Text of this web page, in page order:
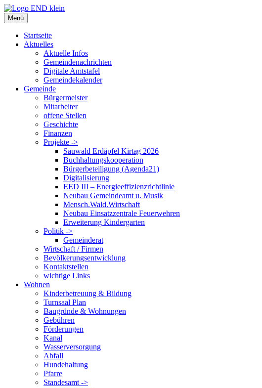
Zum
Inhalt
springen
Menü
Startseite
Aktuelles
Aktuelle Infos
Gemeindenachrichten
Digitale Amtstafel
Gemeindekalender
Gemeinde
Bürgermeister
Mitarbeiter
offene Stellen
Geschichte
Finanzen
Projekte ->
Sauwald Erdäpfel Kirtag 2026
Buchhaltungskooperation
Bürgerbeteiligung (Agenda21)
Digitalisierung
EED III – Energieeffizienzrichtlinie
Neubau Gemeindeamt u. Musik
Mensch.Wald.Wirtschaft
Neubau Einsatzzentrale Feuerwehren
Erweiterung Kindergarten
Politik ->
Gemeinderat
Wirtschaft / Firmen
Bevölkerungsentwicklung
Kontaktstellen
wichtige Links
Wohnen
Kinderbetreuung & Bildung
Turnsaal Plan
Baugründe & Wohnungen
Gebühren
Förderungen
Kanal
Wasserversorgung
Abfall
Hundehaltung
Pfarre
Standesamt ->